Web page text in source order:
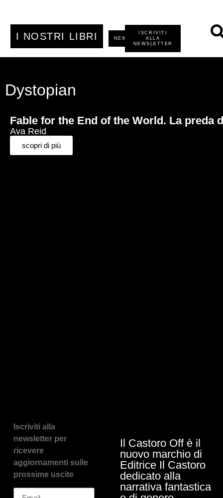
I NOSTRI LIBRI NEWS
ISCRIVITI
ALLA
NEWSLETTER
Dystopian
Fable for the End of the World. La preda
Ava Reid
scopri di più
Iscriviti alla
newsletter per
ricevere
aggiornamenti sulle
prossime uscite
Il Castoro Off è il
nuovo marchio di
Editrice Il Castoro
dedicato alla
narrativa fantastica